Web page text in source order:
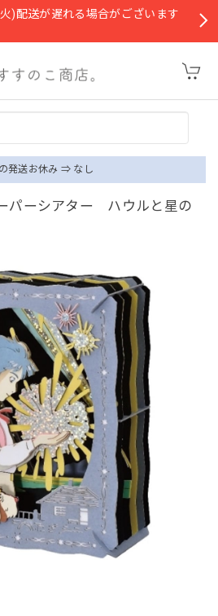
配送が遅れる場合がございます
発送お休み ⇒ なし
パーシアター ハウルと星の